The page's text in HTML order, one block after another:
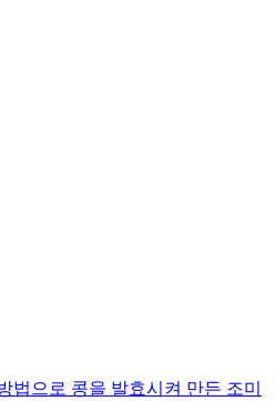
법으로 콩을 발효시켜 만든 조미